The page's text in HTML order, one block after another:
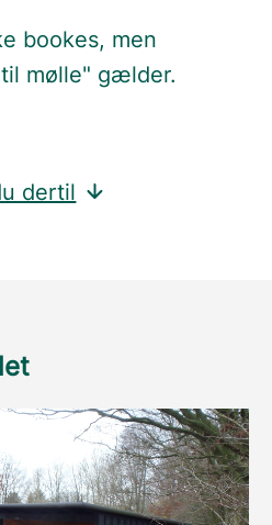
bookes, men
mølle" gælder.
dertil